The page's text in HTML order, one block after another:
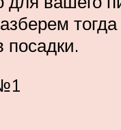
тогда
посадки.